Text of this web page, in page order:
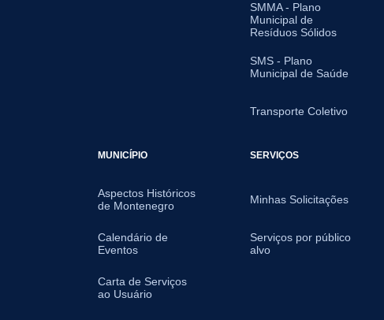
SMMA - Plano
Municipal de
Resíduos Sólidos
SMS - Plano
Municipal de Saúde
Transporte Coletivo
MUNICÍPIO
Aspectos Históricos
de Montenegro
Calendário de
Eventos
Carta de Serviços
ao Usuário
SERVIÇOS
Minhas Solicitações
Serviços por público
alvo